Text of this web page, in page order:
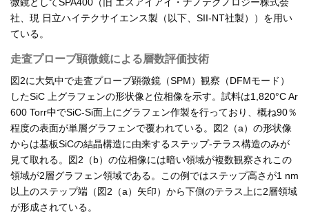
微鏡としてSPA400（旧 エスアイアイ・ナノテクノロジー株式会
社、現 日立ハイテクサイエンス製（以下、SII-NT社製））を用い
ている。
走査プローブ顕微鏡による層数評価技術
図2に大気中で走査プローブ顕微鏡（SPM）観察（DFMモード）
したSiC 上グラフェンの形状像と位相像を示す。試料は1,820°C Ar
600 Torr中でSiC-Si面上にグラフェン作製を行っており、概ね90％
程度の表面が単層グラフェンで覆われている。図2（a）の形状像
からは基板SiCの結晶構造に由来するステップ-テラス構造のみが
見て取れる。図2（b）の位相像には暗い領域が複数観察されこの
領域が2層グラフェン領域である。この例ではステップ高さが1 nm
以上のステップ端（図2（a）矢印）から下側のテラス上に2層領域
が形成されている。